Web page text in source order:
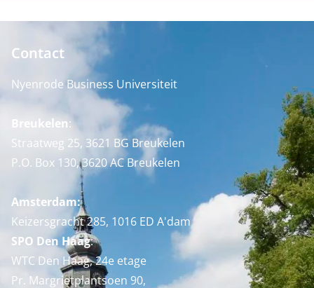
Contact
Nyenrode Business Universiteit
Breukelen:
Straatweg 25, 3621 BG Breukelen
P.O. Box 130, 3620 AC Breukelen
Amsterdam:
Keizersgracht 285, 1016 ED A'dam
SPO Den Haag:
WTC Den Haag, 24e etage
Pr. Margrietplantsoen 90,